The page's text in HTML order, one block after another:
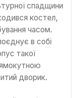
спадщини
костел,
часом.
в собі
такої
дворик.